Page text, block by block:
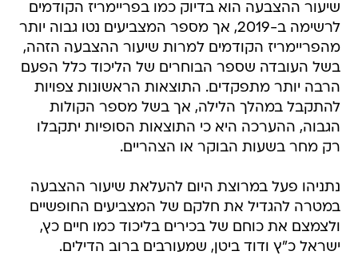
שיעור ההצבעה הוא בדיוק כמו בפריימריז הקודמים
לרשימה ב-2019, אך מספר המצביעים נטו גבוה יותר
מהפריימריז הקודמים למרות שיעור ההצבעה הזהה,
בשל העובדה שספר הבוחרים של הליכוד כלל הפעם
הרבה יותר מתפקדים. התוצאות הראשונות צפויות
להתקבל במהלך הלילה, אך בשל מספר הקולות
הגבוה, ההערכה היא כי התוצאות הסופיות יתקבלו
רק מחר בשעות הבוקר או הצהריים.
נתניהו פעל במרוצת היום להעלאת שיעור ההצבעה
במטרה להגדיל את חלקם של המצביעים החופשיים
ולצמצם את כוחם של בכירים בליכוד כמו חיים כץ,
ישראל כ"ץ ודוד ביטן, שמעורבים ברוב הדילים.